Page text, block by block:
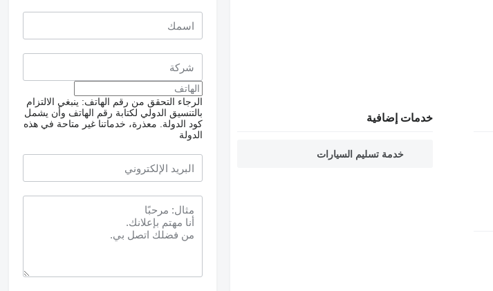
خدمات إضافية
خدمة تسليم السيارات
الرجاء التحقق من رقم الهاتف: ينبغي الالتزام
بالتنسيق الدولي لكتابة رقم الهاتف وأن يشمل
كود الدولة.
معذرة، خدماتنا غير متاحة في هذه
الدولة